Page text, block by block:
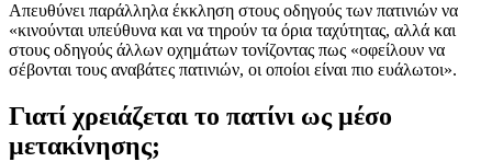
Απευθύνει παράλληλα έκκληση στους οδηγούς των πατινιών να
«κινούνται υπεύθυνα και να τηρούν τα όρια ταχύτητας, αλλά και
στους οδηγούς άλλων οχημάτων τονίζοντας πως «οφείλουν να
σέβονται τους αναβάτες πατινιών, οι οποίοι είναι πιο ευάλωτοι».
Γιατί χρειάζεται το πατίνι ως μέσο
μετακίνησης;